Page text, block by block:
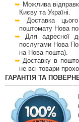
Можлива
Києву та Україні.
Доставка
поштомату Нова
Для адресної
послугами Нова
на Нова пошта).
Доставку в
не всі товари
ГАРАНТІЯ ТА